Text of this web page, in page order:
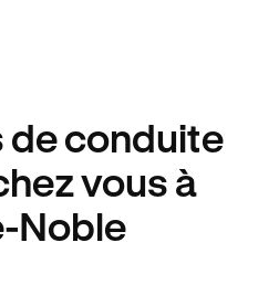
de conduite
vous à
Noble